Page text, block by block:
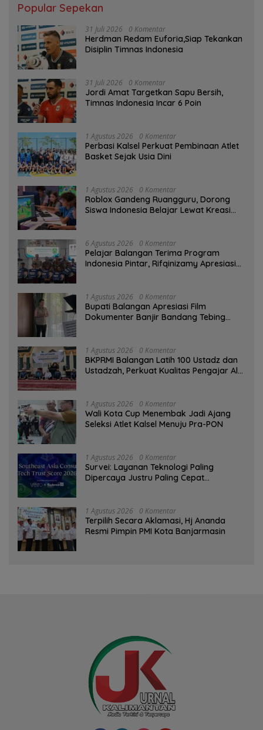
Popular Sepekan
31 Juli 2026 0 Komentar
Herdman Redam Euforia,Siap Tekankan
Disiplin Timnas Indonesia
31 Juli 2026 0 Komentar
Jordi Amat Targetkan Sapu Bersih,
Timnas Indonesia Incar 6 Poin
1 Agustus 2026 0 Komentar
Perbasi Kalsel Perkuat Pembinaan Atlet
Basket Sejak Usia Dini
1 Agustus 2026 0 Komentar
Roblox Gandeng Ruangguru, Dorong
Siswa Indonesia Belajar Lewat Kreasi
6 Agustus 2026 0 Komentar
Pelajar Balangan Terima Program
Indonesia Pintar, Rifqinizamy Apresiasi
1 Agustus 2026 0 Komentar
Bupati Balangan Apresiasi Film
Dokumenter Banjir Bandang Tebing
1 Agustus 2026 0 Komentar
BKPRMI Balangan Latih 100 Ustadz dan
Ustadzah, Perkuat Kualitas Pengajar Al-
1 Agustus 2026 0 Komentar
Wali Kota Cup Menembak Jadi Ajang
Seleksi Atlet Kalsel Menuju Pra-PON
1 Agustus 2026 0 Komentar
Survei: Layanan Teknologi Paling
Dipercaya Justru Paling Cepat
1 Agustus 2026 0 Komentar
‎Terpilih Secara Aklamasi, Hj Ananda
Resmi Pimpin PMI Kota Banjarmasin